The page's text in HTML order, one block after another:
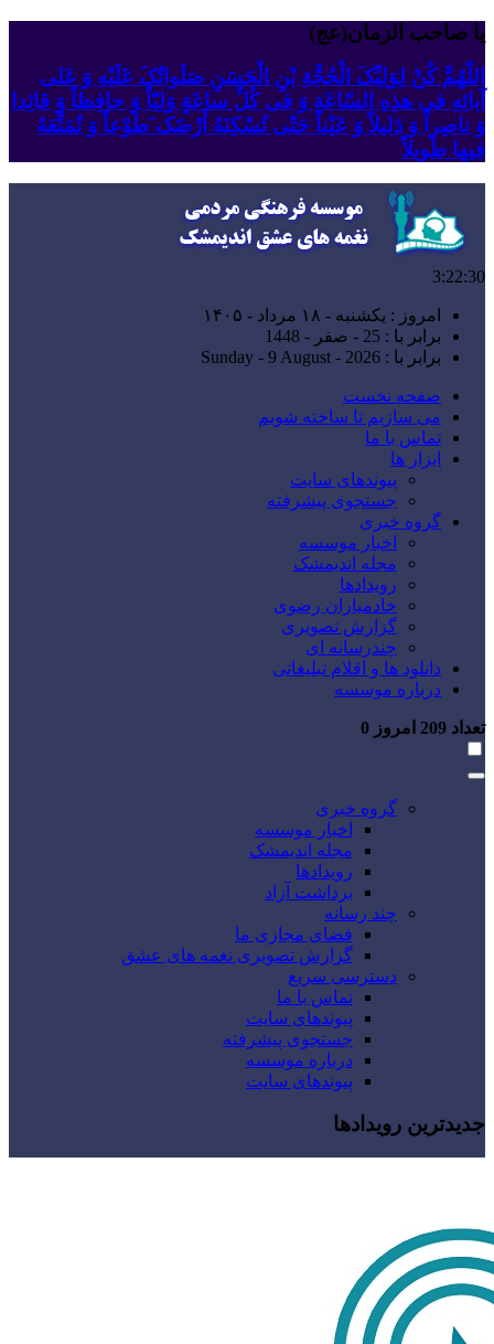
یا صاحب الزمان(عج)
اللّهُمَّ کُنْ لِوَلِیِّکَ الْحُجَّةِ بْنِ الْحَسَنِ صَلَواتُکَ عَلَیْهِ وَ عَلى
آبائِهِ فی هذِهِ السّاعَةِ وَ فی کُلِّ ساعَةٍ وَلِیّاً وَ حافِظاً وَ قائِدا
‏وَ ناصِراً وَ دَلیلاً وَ عَیْناً حَتّى تُسْکِنَهُ أَرْضَک َطَوْعاً وَ تُمَتِّعَهُ
فیها طَویلاً
3:22:31
امروز : یکشنبه - ۱۸ مرداد - ۱۴۰۵
برابر با : 25 - صفر - 1448
برابر با : Sunday - 9 August - 2026
صفحه نخست
می سازیم تا ساخته شویم
تماس با ما
ابزار ها
پیوندهای سایت
جستجوی پیشرفته
گروه خبری
اخبار موسسه
مجله اندیمشک
رویدادها
خادمیاران رضوی
گزارش تصویری
چندرسانه ای
دانلود ها و اقلام تبلیغاتی
درباره موسسه
تعداد امروز 0
گروه خبری
اخبار موسسه
مجله اندیمشک
رویدادها
برداشت آزاد
چند رسانه
فضای مجازی ما
گزارش تصویری نغمه های عشق
دسترسی سریع
تماس با ما
پیوندهای سایت
جستجوی پیشرفته
درباره موسسه
پیوندهای سایت
جدیدترین رویدادها